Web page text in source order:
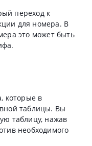
переход к
для номера. В
это может быть
которые в
таблицы. Вы
таблицу, нажав
необходимого